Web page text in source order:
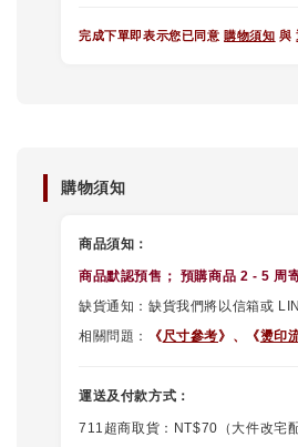
完成下單即表示您已同意 購物須知 與
購物須知
商品須知：
商品默認預售 ； 預購商品 2 - 5 周
缺貨通知：缺貨我們將以信箱或
相關問題：
《尺寸參考》、 《燙印
運送及付款方式：
711超商取貨：NT$70（大件改宅配